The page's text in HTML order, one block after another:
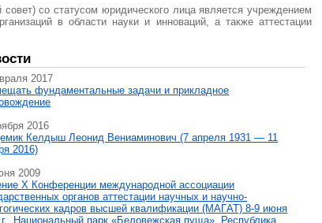
со статусом юридического лица является учреждением
в области науки и инноваций, а также аттестации
2017
фундаментальные задачи и прикладное
2016
Келдыш Леонид Вениаминович (7 апреля 1931 — 11
2016)
2009
X Конференции международной ассоциации
органов аттестации научных и научно-
кадров высшей квалификации (МАГAT) 8-9 июня
г., Национальный парк «Беловежская пуща», Республика